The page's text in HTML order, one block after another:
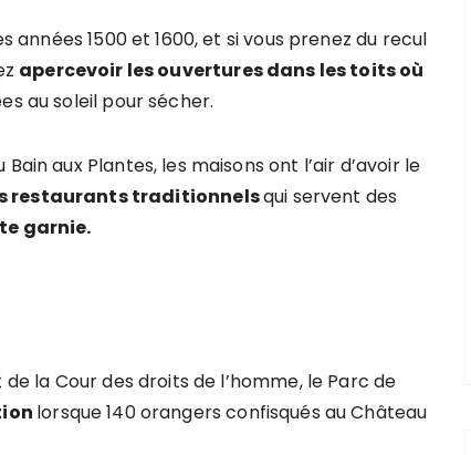
1500 et 1600, et si vous prenez du recul
apercevoir les ouvertures dans les toits où
au soleil pour sécher.
aux Plantes, les maisons ont l’air d’avoir le
restaurants traditionnelsqui servent des
garnie.
la Cour des droits de l’homme, le Parc de
lorsque 140 orangers confisqués au Château